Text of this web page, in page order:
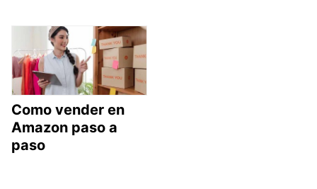
Como vender en
Amazon paso a
paso